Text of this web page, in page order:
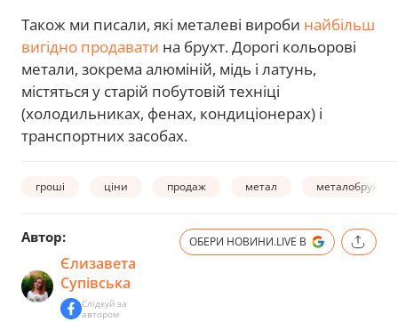
Також ми писали, які металеві вироби найбільш
вигідно продавати на брухт. Дорогі кольорові
метали, зокрема алюміній, мідь і латунь,
містяться у старій побутовій техніці
(холодильниках, фенах, кондиціонерах) і
транспортних засобах.
гроші ціни продаж метал металобрухт
Автор:
Єлизавета
Супівська
Слідкуй за
автором
ОБЕРИ НОВИНИ.LIVE В